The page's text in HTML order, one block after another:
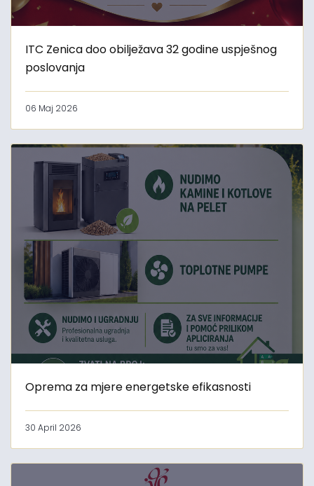
ITC Zenica doo obilježava 32 godine uspješnog
poslovanja
06 Maj 2026
Oprema za mjere energetske efikasnosti
30 April 2026